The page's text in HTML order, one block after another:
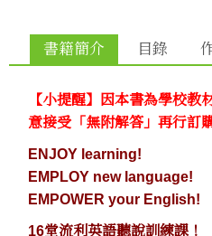
書籍簡介 目錄
【小提醒】因本書為學校教
意接受「無附解答」再行訂
ENJOY learning!
EMPLOY new language!
EMPOWER your English!
16堂流利英語聽說訓練課！